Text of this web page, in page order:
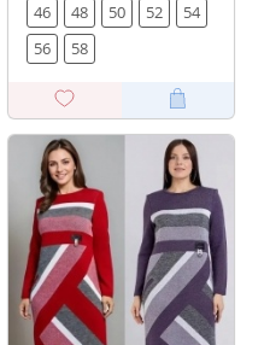
46
48 50 52
54
56
58